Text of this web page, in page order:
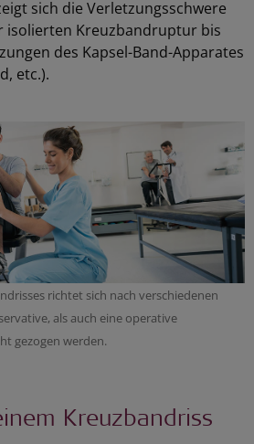
sich die Verletzungsschwere
isolierten Kreuzbandruptur bis
des Kapsel-Band-Apparates
etc.).
richtet sich nach verschiedenen
als auch eine operative
gezogen werden.
Kreuzbandriss